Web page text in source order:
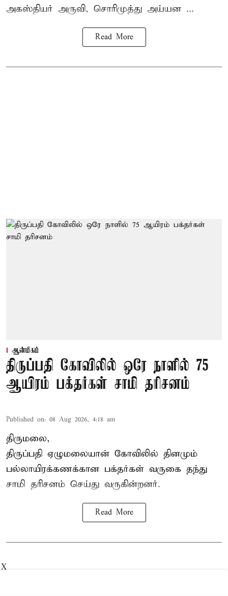
அகஸ்தியர் அருவி, சொரிமுத்து அய்யன ...
Read More
ஆன்மிகம்
திருப்பதி கோவிலில் ஒரே நாளில் 75
ஆயிரம் பக்தர்கள் சாமி தரிசனம்
Published on: 08 Aug 2026, 4:18 am
திருமலை,
திருப்பதி ஏழுமலையான் கோவிலில் தினமும்
பல்லாயிரக்கணக்கான பக்தர்கள் வருகை தந்து
சாமி தரிசனம் செய்து வருகின்றனர்.
Read More
X